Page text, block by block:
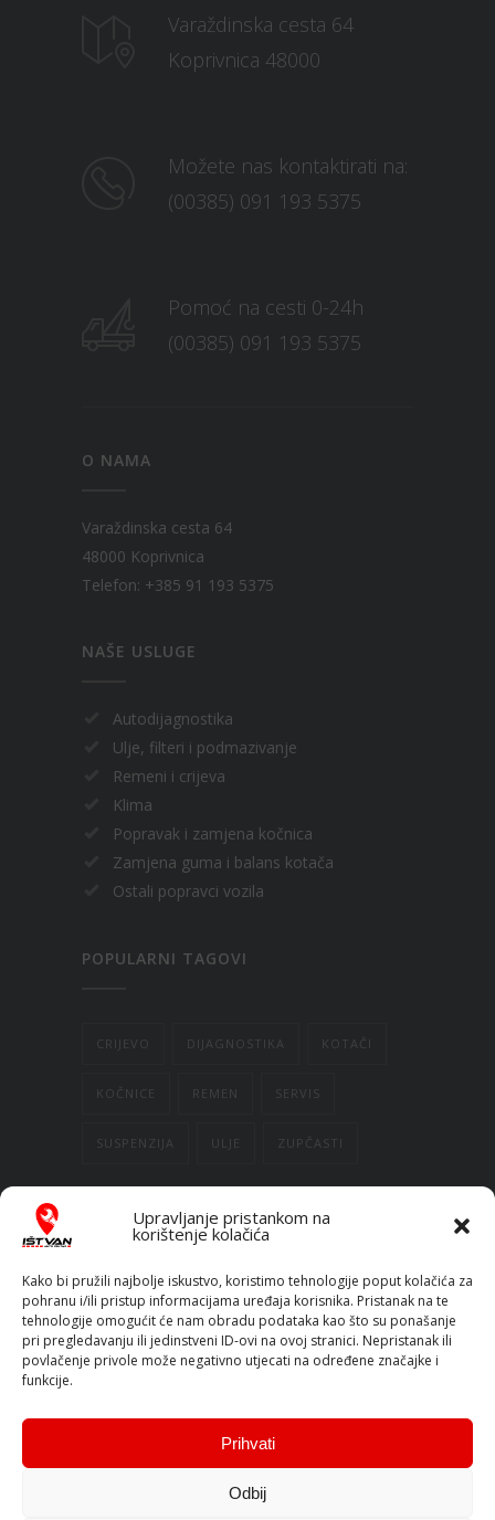
Upravljanje pristankom na
korištenje kolačića
Kako bi pružili najbolje iskustvo, koristimo tehnologije poput kolačića za
pohranu i/ili pristup informacijama uređaja korisnika. Pristanak na te
tehnologije omogućit će nam obradu podataka kao što su ponašanje
pri pregledavanju ili jedinstveni ID-ovi na ovoj stranici. Nepristanak ili
povlačenje privole može negativno utjecati na određene značajke i
funkcije.
Prihvati
Odbij
Varaždinska cesta 64
Koprivnica 48000
Možete nas kontaktirati na:
(00385) 091 193 5375
Pomoć na cesti 0-24h
(00385) 091 193 5375
O NAMA
Varaždinska cesta 64
48000 Koprivnica
Telefon: +385 91 193 5375
NAŠE USLUGE
Autodijagnostika
Ulje, filteri i podmazivanje
Remeni i crijeva
Klima
Popravak i zamjena kočnica
Zamjena guma i balans kotača
Ostali popravci vozila
POPULARNI TAGOVI
CRIJEVO DIJAGNOSTIKA KOTAČI
KOČNICE REMEN SERVIS
SUSPENZIJA ULJE ZUPČASTI
RADNO VRIJEME
Ponedjeljak:
09:00h - 18:00h
Utorak:
09:00h - 18:00h
Srijeda:
09:00h - 18:00h
09:00h - 12:00h
Nedjelja:
Prema potrebi